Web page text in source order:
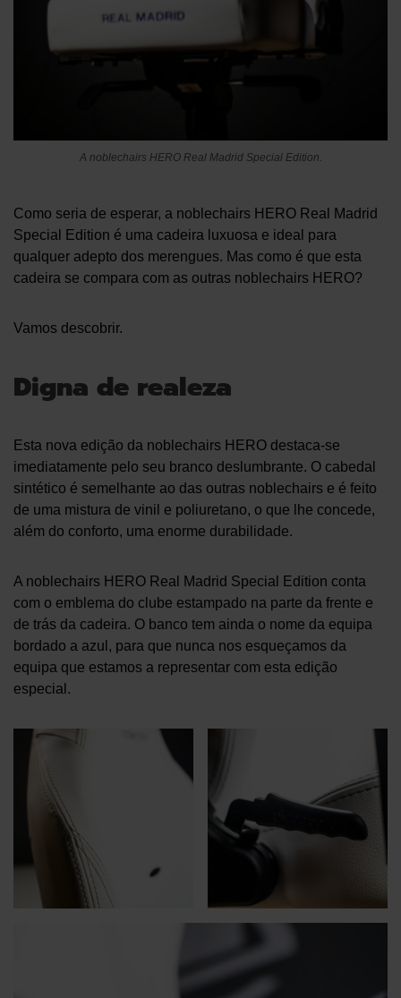
A noblechairs HERO Real Madrid Special Edition.
Como seria de esperar, a noblechairs HERO Real Madrid
Special Edition é uma cadeira luxuosa e ideal para
qualquer adepto dos merengues. Mas como é que esta
cadeira se compara com as outras noblechairs HERO?
Vamos descobrir.
Digna de realeza
Esta nova edição da noblechairs HERO destaca-se
imediatamente pelo seu branco deslumbrante. O cabedal
sintético é semelhante ao das outras noblechairs e é feito
de uma mistura de vinil e poliuretano, o que lhe concede,
além do conforto, uma enorme durabilidade.
A noblechairs HERO Real Madrid Special Edition conta
com o emblema do clube estampado na parte da frente e
de trás da cadeira. O banco tem ainda o nome da equipa
bordado a azul, para que nunca nos esqueçamos da
equipa que estamos a representar com esta edição
especial.